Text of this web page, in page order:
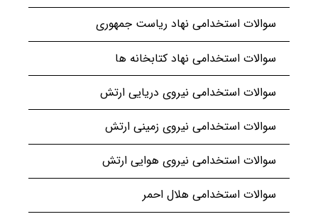
سوالات استخدامی نهاد ریاست جمهوری
سوالات استخدامی نهاد کتابخانه ها
سوالات استخدامی نیروی دریایی ارتش
سوالات استخدامی نیروی زمینی ارتش
سوالات استخدامی نیروی هوایی ارتش
سوالات استخدامی هلال احمر